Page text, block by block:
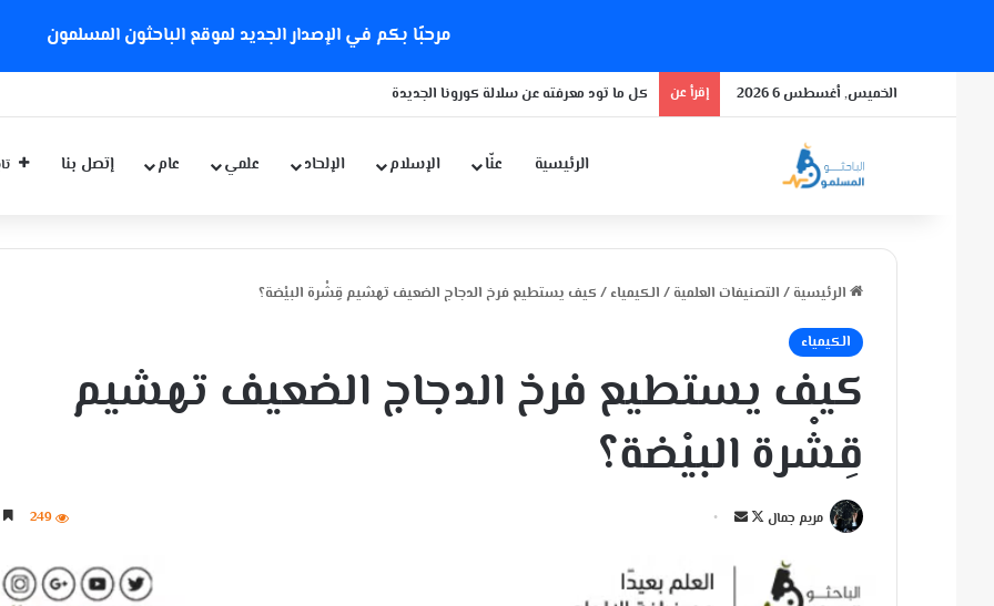
مرحبًا بكم في الإصدار الجديد لموقع الباحثون المسلمون
الخميس, أغسطس 6 2026 إقرأ عن سن الإياس 2
الرئيسية عنّا الإسلام الإلحاد علمي عام إتصل بنا
الرئيسية / التصنيفات العلمية / الكيمياء / كيف يستطيع فرخ الدجاج الضعيف تهشيم قِشْرة البيْضة؟
الكيمياء
كيف يستطيع فرخ الدجاج الضعيف تهشيم
قِشْرة البيْضة؟
مريم جمال
ت أ
س
249 5 دقائق